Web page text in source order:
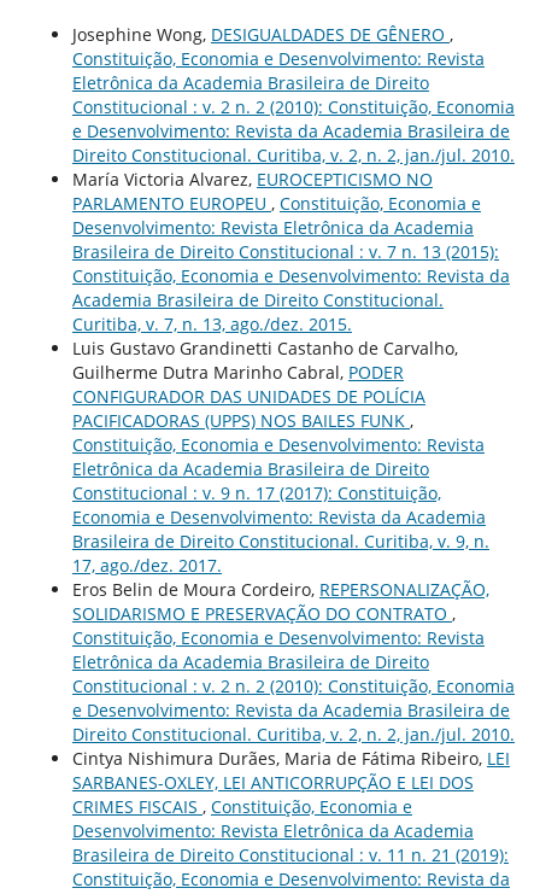
Josephine Wong, DESIGUALDADES DE GÊNERO ,
Constituição, Economia e Desenvolvimento: Revista
Eletrônica da Academia Brasileira de Direito
Constitucional : v. 2 n. 2 (2010): Constituição, Economia
e Desenvolvimento: Revista da Academia Brasileira de
Direito Constitucional. Curitiba, v. 2, n. 2, jan./jul. 2010.
María Victoria Alvarez, EUROCEPTICISMO NO
PARLAMENTO EUROPEU , Constituição, Economia e
Desenvolvimento: Revista Eletrônica da Academia
Brasileira de Direito Constitucional : v. 7 n. 13 (2015):
Constituição, Economia e Desenvolvimento: Revista da
Academia Brasileira de Direito Constitucional.
Curitiba, v. 7, n. 13, ago./dez. 2015.
Luis Gustavo Grandinetti Castanho de Carvalho,
Guilherme Dutra Marinho Cabral, PODER
CONFIGURADOR DAS UNIDADES DE POLÍCIA
PACIFICADORAS (UPPS) NOS BAILES FUNK ,
Constituição, Economia e Desenvolvimento: Revista
Eletrônica da Academia Brasileira de Direito
Constitucional : v. 9 n. 17 (2017): Constituição,
Economia e Desenvolvimento: Revista da Academia
Brasileira de Direito Constitucional. Curitiba, v. 9, n.
17, ago./dez. 2017.
Eros Belin de Moura Cordeiro, REPERSONALIZAÇÃO,
SOLIDARISMO E PRESERVAÇÃO DO CONTRATO ,
Constituição, Economia e Desenvolvimento: Revista
Eletrônica da Academia Brasileira de Direito
Constitucional : v. 2 n. 2 (2010): Constituição, Economia
e Desenvolvimento: Revista da Academia Brasileira de
Direito Constitucional. Curitiba, v. 2, n. 2, jan./jul. 2010.
Cintya Nishimura Durães, Maria de Fátima Ribeiro, LEI
SARBANES-OXLEY, LEI ANTICORRUPÇÃO E LEI DOS
CRIMES FISCAIS , Constituição, Economia e
Desenvolvimento: Revista Eletrônica da Academia
Brasileira de Direito Constitucional : v. 11 n. 21 (2019):
Constituição, Economia e Desenvolvimento: Revista da